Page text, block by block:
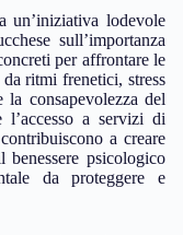
un’iniziativa lodevole
sull’importanza
per affrontare le
ritmi frenetici, stress
la consapevolezza del
l’accesso a servizi di
a creare
psicologico
da proteggere e